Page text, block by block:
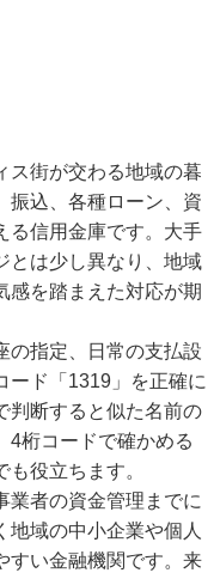
ス街が交わる地域の暮
振込、各種ローン、資
る信用金庫です。大手
とは少し異なり、地域
感を踏まえた対応が期
の指定、日常の支払設
ード「1319」を正確に
判断すると似た名前の
4桁コードで確かめる
役立ちます。
業者の資金管理までに
地域の中小企業や個人
すい金融機関です。来